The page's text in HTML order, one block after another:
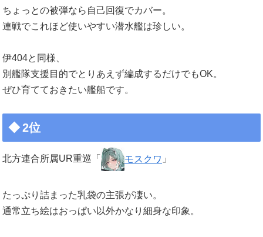
ちょっとの被弾なら自己回復でカバー。
連戦でこれほど使いやすい潜水艦は珍しい。
伊404と同様、
別艦隊支援目的でとりあえず編成するだけでもOK。
ぜひ育てておきたい艦船です。
2位
北方連合所属UR重巡「 モスクワ 」
たっぷり詰まった乳袋の主張が凄い。
通常立ち絵はおっぱい以外かなり細身な印象。